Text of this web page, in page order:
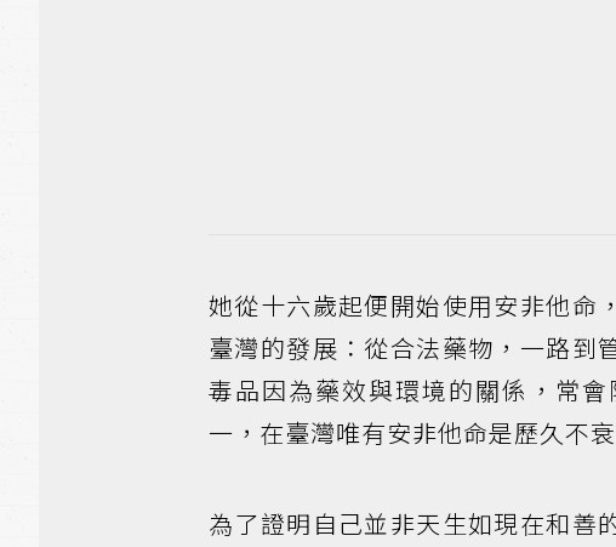
她從十六歲起便開始使用安非他命
臺灣的發展：從合法藥物，一路到
毒品因為藥效與環境的關係，常
一，在臺灣唯有安非他命是歷久不
為了證明自己並非天生如現在和善